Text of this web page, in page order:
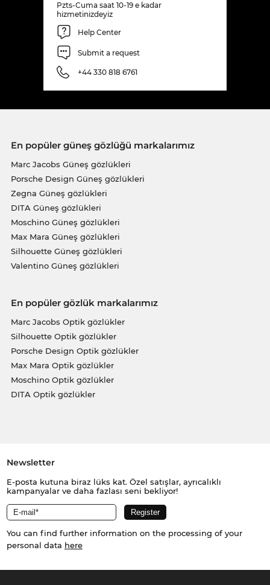
Pzts-Cuma saat 10-19 e kadar
hizmetinizdeyiz
Help Center
Submit a request
+44 330 818 6761
En popüler güneş gözlüğü markalarımız
Marc Jacobs Güneş gözlükleri
Porsche Design Güneş gözlükleri
Zegna Güneş gözlükleri
DITA Güneş gözlükleri
Moschino Güneş gözlükleri
Max Mara Güneş gözlükleri
Silhouette Güneş gözlükleri
Valentino Güneş gözlükleri
En popüler gözlük markalarımız
Marc Jacobs Optik gözlükler
Silhouette Optik gözlükler
Porsche Design Optik gözlükler
Max Mara Optik gözlükler
Moschino Optik gözlükler
DITA Optik gözlükler
Newsletter
E-posta kutuna biraz lüks kat. Özel satışlar, ayrıcalıklı
kampanyalar ve daha fazlası seni bekliyor!
You can find further information on the processing of your
personal data here